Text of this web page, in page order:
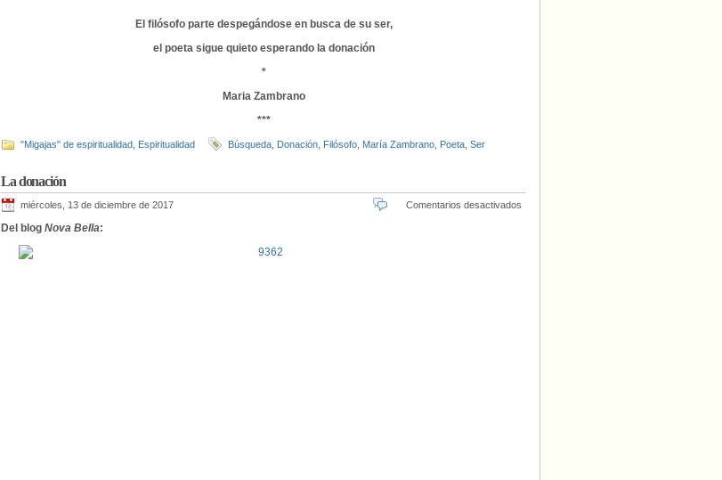
El filósofo parte despegándose en busca de su ser,
el poeta sigue quieto esperando la donación
*
Maria Zambrano
***
"Migajas" de espiritualidad Espiritualidad Búsqueda Donación Filósofo María Zambrano Poeta Ser
La donación
miércoles, 13 de diciembre de 2017 Comentarios desactivados
Del blog Nova Bella: